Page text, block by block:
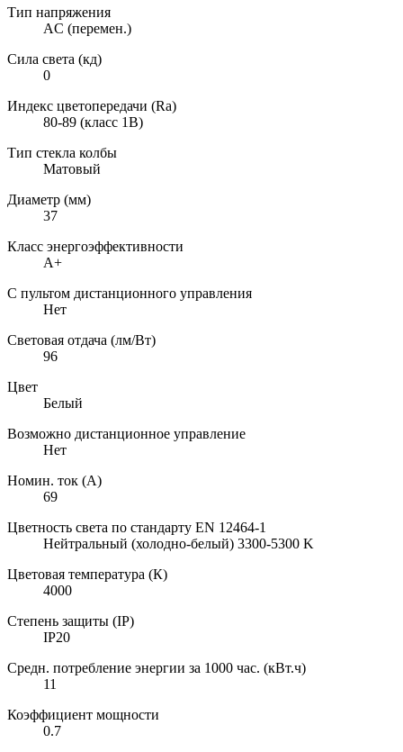
Тип напряжения
AC (перемен.)
Сила света (кд)
0
Индекс цветопередачи (Ra)
80-89 (класс 1B)
Тип стекла колбы
Матовый
Диаметр (мм)
37
Класс энергоэффективности
A+
С пультом дистанционного управления
Нет
Световая отдача (лм/Вт)
96
Цвет
Белый
Возможно дистанционное управление
Нет
Номин. ток (А)
69
Цветность света по стандарту EN 12464-1
Нейтральный (холодно-белый) 3300-5300 K
Цветовая температура (К)
4000
Степень защиты (IP)
IP20
Средн. потребление энергии за 1000 час. (кВт.ч)
11
Коэффициент мощности
0.7